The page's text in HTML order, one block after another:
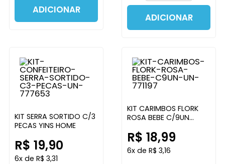
ADICIONAR
ADICIONAR
KIT SERRA SORTIDO C/3
PECAS YINS HOME
R$ 19,90
6x de R$ 3,31
KIT CARIMBOS FLORK
ROSA BEBE C/9UN
R$ 18,99
6x de R$ 3,16